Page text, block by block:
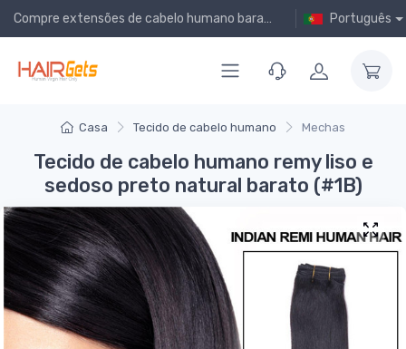
Compre extensões de cabelo humano baratas online! Português
Casa Tecido de cabelo humano Mechas
Tecido de cabelo humano remy liso e
sedoso preto natural barato (#1B)